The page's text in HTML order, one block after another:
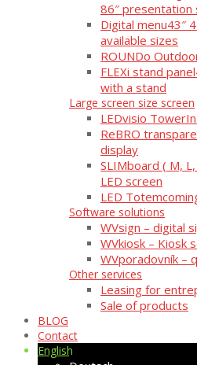
86″ presentation
Digital menu43″
available sizes
ROUNDo
FLEXi stand panel
with a stand
Large screen size screen
LEDvisio Tower
ReBRO
display
SLIMboard ( M, L,
LED screen
LED Totem
Software solutions
WVsign – digital
WVkiosk – Kiosk
WVporadovník –
Other services
Leasing for
Sale of products
BLOG
Contact
English